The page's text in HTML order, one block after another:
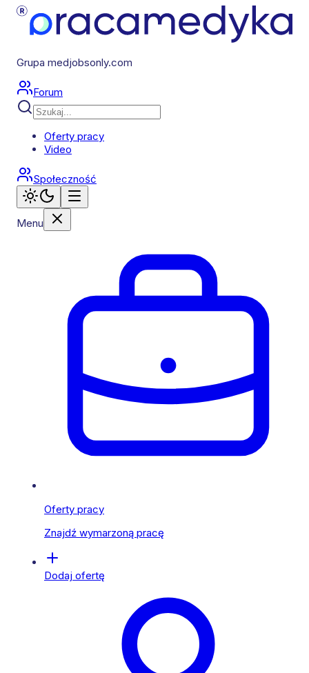
Grupa medjobsonly.com
Forum
Oferty pracy
Video
Społeczność
Menu
Oferty pracy
Znajdź wymarzoną pracę
Dodaj ofertę